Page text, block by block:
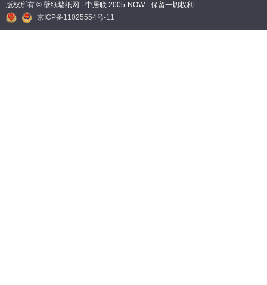
版权所有 © 壁纸墙纸网 · 中居联 2005-NOW
保留一切权利
京ICP备11025554号-11